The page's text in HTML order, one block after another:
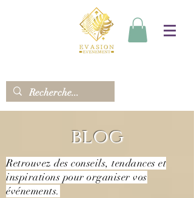
blog
Retrouvez des conseils, tendances et
inspirations pour organiser vos
événements.